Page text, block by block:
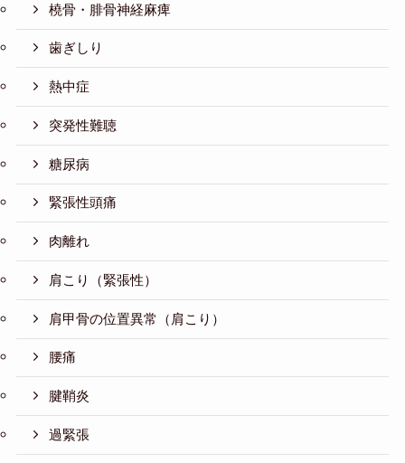
橈骨・腓骨神経麻痺
歯ぎしり
熱中症
突発性難聴
糖尿病
緊張性頭痛
肉離れ
肩こり（緊張性）
肩甲骨の位置異常（肩こり）
腰痛
腱鞘炎
過緊張